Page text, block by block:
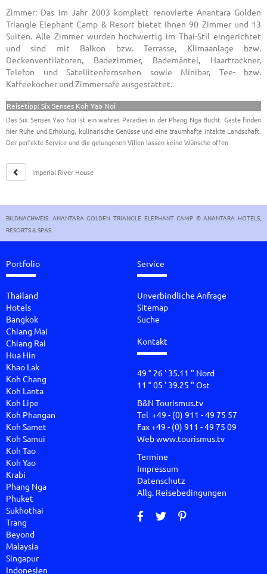
Zimmer: Das im Jahr 2003 komplett renovierte Anantara Golden
Triangle Elephant Camp & Resort bietet Ihnen 90 Zimmer und 13
Suiten. Alle Zimmer wurden hochwertig im Thai-Stil eingerichtet
und sind mit Balkon bzw. Terrasse, Klimaanlage bzw.
Deckenventilatoren, Badezimmer, Bademäntel, Haartrockner,
Telefon und Satellitenfernsehen sowie Minibar, Tee- bzw.
Kaffeekocher und Zimmersafe ausgestattet.
Reisetipp: Six Senses Koh Yao Noi
Das Six Senses Yao Noi ist ein wahres Paradies in der Phang Nga Bucht. Gäste finden
hier Ruhe und Erholung, kulinarische Genüsse und eine traumhafte intakte Landschaft.
Der perfekte Service und die gelungenen Villen lassen keine Wünsche offen.
Imperial River House
BILDNACHWEIS: ANANTARA GOLDEN TRIANGLE ELEPHANT CAMP © ANANTARA HOTELS,
RESORTS & SPAS
Portfolio
Thailand
Hotels
Bangkok
Chiang Mai
Chiang Rai
Hua Hin
Khao Lak
Koh Chang
Koh Lanta
Koh Lipe
Koh Phangan
Koh Samet
Koh Samui
Koh Tao
Koh Yao
Krabi
Phang Nga
Phuket
Sukhothai
Trang
Beyond
Malaysia
Singapur
Indonesien
Service
Unverbindliche Anfrage
Sitemap
Suche
Kontakt
49 ° 26 ' 35.11 " Nord
11 ° 05 ' 39.25 " Ost
B&N Tourismus.tv
Tel +49 - (0) 911 - 49 75 57
Fax +49 - (0) 911 - 49 75 09
Webwww.tourismus.tv
Termine
Impressum
Datenschutz
Allg. Reisebedingungen